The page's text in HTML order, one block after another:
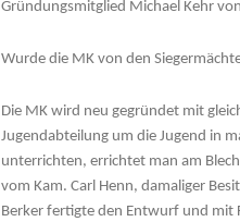
Gründungsmitglied Michael Kehr
Wurde die MK von den
Die MK wird neu gegründet mit
Jugendabteilung um die Jugend in
unterrichten, errichtet man am
vom Kam. Carl Henn, damaliger
Berker fertigte den Entwurf und